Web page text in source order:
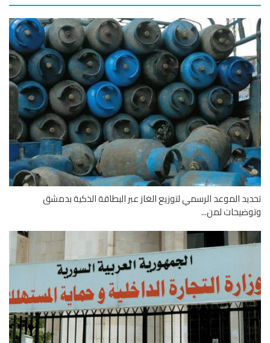
الموعد الرسمي لتوزيع الغاز عبر البطاقة الذكية بدمشق
لمن...